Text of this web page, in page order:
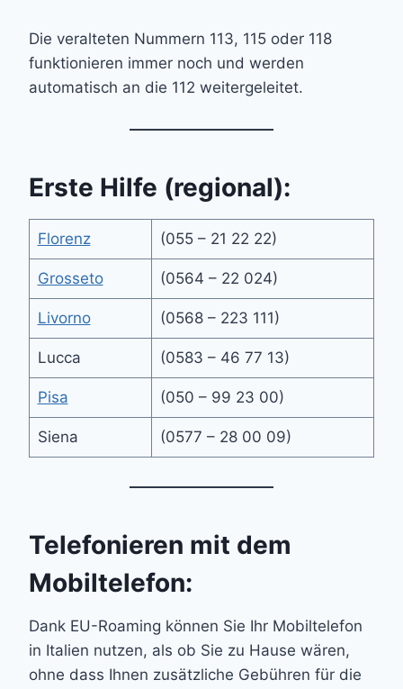
Die veralteten Nummern 113, 115 oder 118
funktionieren immer noch und werden
automatisch an die 112 weitergeleitet.
Erste Hilfe (regional):
Florenz (055 – 21 22 22)
Grosseto (0564 – 22 024)
Livorno (0568 – 223 111)
Lucca (0583 – 46 77 13)
Pisa (050 – 99 23 00)
Siena (0577 – 28 00 09)
Telefonieren mit dem
Mobiltelefon:
Dank EU-Roaming können Sie Ihr Mobiltelefon
in Italien nutzen, als ob Sie zu Hause wären,
ohne dass Ihnen zusätzliche Gebühren für die